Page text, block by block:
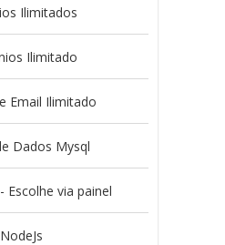
Ilimitados
Ilimitado
Email Ilimitado
Dados Mysql
Escolhe via painel
NodeJs